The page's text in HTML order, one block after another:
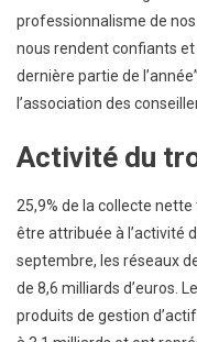
professionnalisme de
nous rendent confiants
dernière partie de
l’association des
Activité du
25,9% de la collecte
être attribuée à l’activité
septembre, les réseaux
de 8,6 milliards d’euros.
produits de gestion